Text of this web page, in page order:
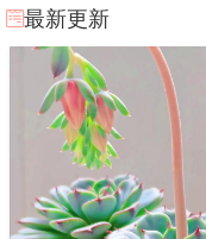
最新更新